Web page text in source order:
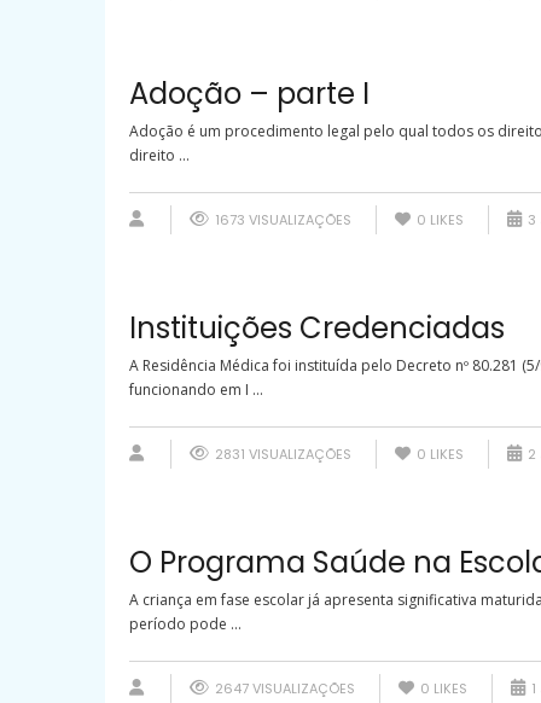
Adoção – parte I
Adoção é um procedimento legal pelo qual todos os
direito ...
1673 VISUALIZAÇÕES 0 LIKES 3
Instituições Credenciadas
A Residência Médica foi instituída pelo Decreto nº 80.281
funcionando em I ...
2831 VISUALIZAÇÕES 0 LIKES 2
O Programa Saúde na
A criança em fase escolar já apresenta significativa
período pode ...
2647 VISUALIZAÇÕES 0 LIKES